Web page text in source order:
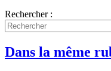
Rechercher :
Dans la même